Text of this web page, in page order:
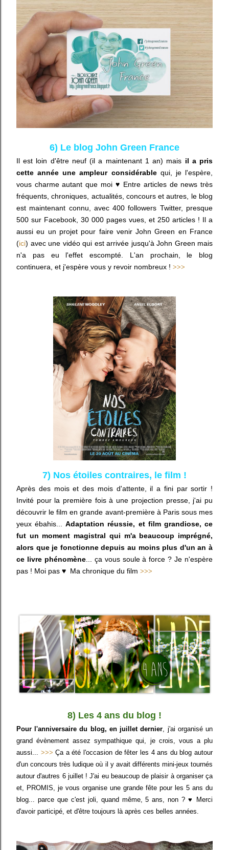
6) Le blog John Green France
Il est loin d'être neuf (il a maintenant 1 an) mais il a pris
cette année une ampleur considérablequi, je l'espère,
vous charme autant que moi ♥ Entre articles de news très
fréquents, chroniques, actualités, concours et autres, le blog
est maintenant connu, avec 400 followers Twitter, presque
500 sur Facebook, 30 000 pages vues, et 250 articles ! Il a
aussi eu un projet pour faire venir John Green en France
(ici) avec une vidéo qui est arrivée jusqu'à John Green mais
n'a pas eu l'effet escompté. L'an prochain, le blog
continuera, et j'espère vous y revoir nombreux ! >>>
7) Nos étoiles contraires, le film !
Après des mois et des mois d'attente, il a fini par sortir !
Invité pour la première fois à une projection presse, j'ai pu
découvrir le film en grande avant-première à Paris sous mes
yeux ébahis...Adaptation réussie, et film grandiose, ce
fut un moment magistral qui m'a beaucoup imprégné,
alors que je fonctionne depuis au moins plus d'un an à
ce livre phénomène... ça vous soule à force ? Je n'espère
pas ! Moi pas ♥ Ma chronique du film >>>
8) Les 4 ans du blog !
Pour l'anniversaire du blog, en juillet dernier , j'ai organisé un
grand évènement assez sympathique qui, je crois, vous a plu
aussi... >>> Ça a été l'occasion de fêter les 4 ans du blog autour
d'un concours très ludique où il y avait différents mini-jeux tournés
autour d'autres 6 juillet ! J'ai eu beaucoup de plaisir à organiser ça
et, PROMIS, je vous organise une grande fête pour les 5 ans du
blog... parce que c'est joli, quand même, 5 ans, non ? ♥ Merci
d'avoir participé, et d'être toujours là après ces belles années.